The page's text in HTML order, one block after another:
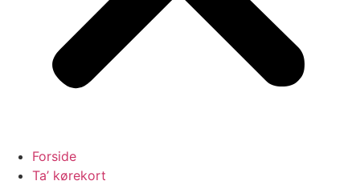
Forside
Ta’ kørekort